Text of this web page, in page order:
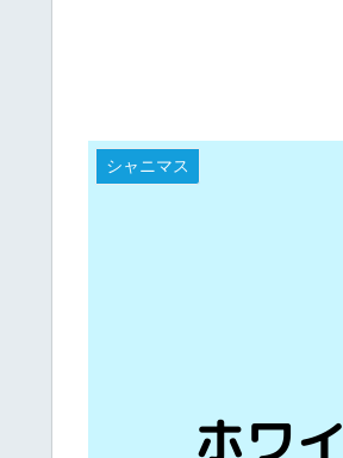
シャニマス